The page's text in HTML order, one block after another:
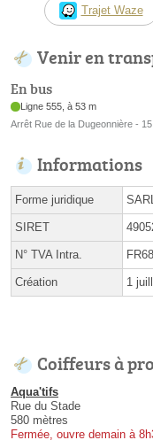
Trajet Waze
Venir en
En bus
Ligne 555, à 53 m
Arrêt Rue de la Dugeonnière -
Informations
Forme juridique
SIRET
N° TVA Intra.
Création 1
Coiffeurs à
Aqua'tifs
Rue du Stade
580 mètres
Fermée, ouvre demain à